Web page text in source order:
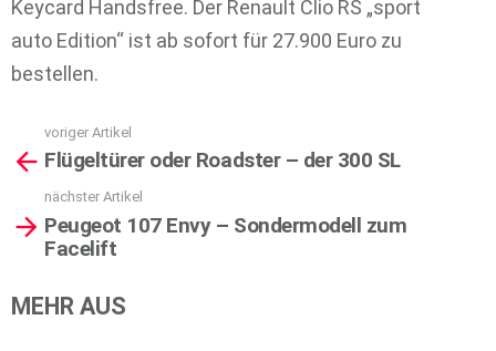
Keycard Handsfree. Der Renault Clio RS „sport
auto Edition“ ist ab sofort für 27.900 Euro zu
bestellen.
more
voriger Artikel
Flügeltürer oder Roadster – der 300 SL
nächster Artikel
Peugeot 107 Envy – Sondermodell zum
Facelift
MEHR AUS